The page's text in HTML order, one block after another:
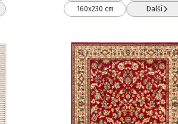
160x230 cm
Další